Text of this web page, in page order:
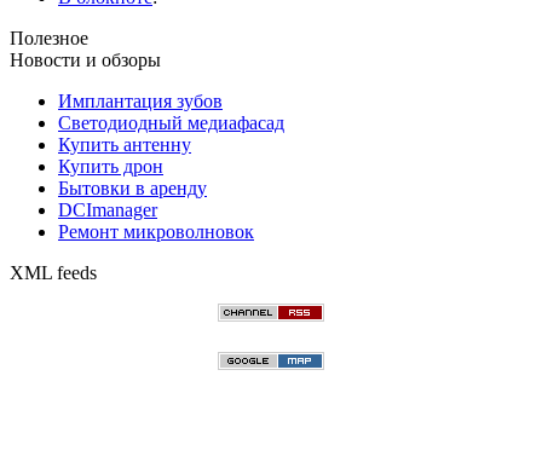
Полезное
Новости и обзоры
Имплантация зубов
Светодиодный медиафасад
Купить антенну
Купить дрон
Бытовки в аренду
DCImanager
Ремонт микроволновок
XML feeds